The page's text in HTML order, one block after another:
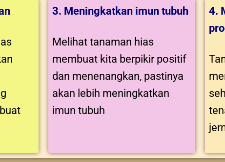
3. Meningkatkan imun tubuh
Melihat tanaman hias
membuat kita berpikir positif
dan menenangkan, pastinya
akan lebih meningkatkan
imun tubuh
4.